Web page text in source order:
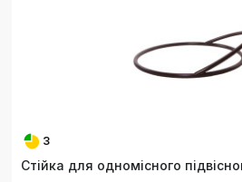
3
Стійка для одномісного